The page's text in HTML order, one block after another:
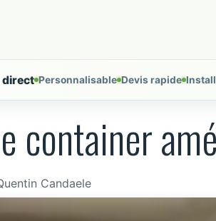
direct Personnalisable Devis rapide
container
Candaele